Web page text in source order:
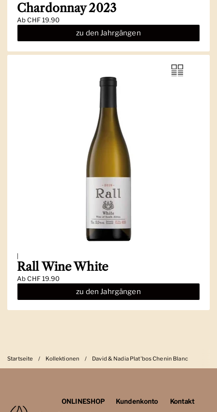
Chardonnay 2023
AbCHF 19.90
zu den Jahrgängen
|
Rall Wine White
AbCHF 19.90
zu den Jahrgängen
Startseite / Kollektionen / David & Nadia Plat'bos Chenin Blanc
ONLINESHOP
Kundenkonto
Kontakt